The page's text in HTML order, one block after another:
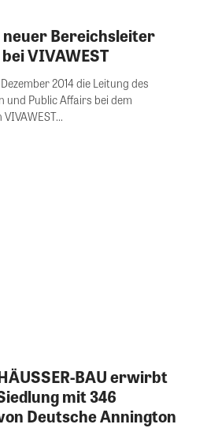
neuer Bereichsleiter
VIVAWEST
2014 die Leitung des
und Public Affairs bei dem
BAU erwirbt
mit 346
Deutsche Annington